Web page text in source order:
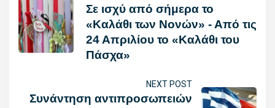
Σε ισχύ από σήμερα το
«Καλάθι των Νονών» - Από τις
24 Απριλίου το «Καλάθι του
Πάσχα»
NEXT POST
Συνάντηση αντιπροσωπειών